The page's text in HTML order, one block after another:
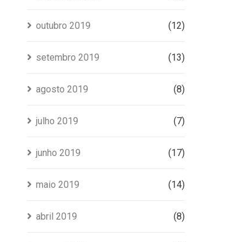
outubro 2019 (12)
setembro 2019 (13)
agosto 2019 (8)
julho 2019 (7)
junho 2019 (17)
maio 2019 (14)
abril 2019 (8)